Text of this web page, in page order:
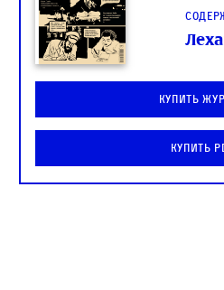
Купить
Купить